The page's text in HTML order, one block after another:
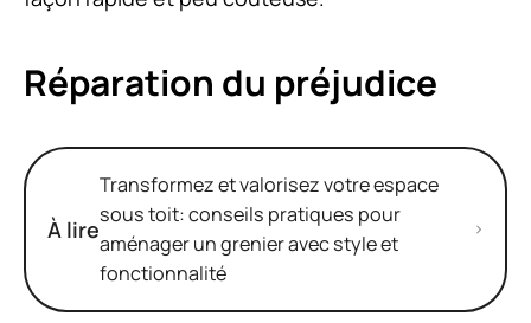
Réparation du préjudice
À lire
Transformez et valorisez votre espace
sous toit: conseils pratiques pour
aménager un grenier avec style et
fonctionnalité